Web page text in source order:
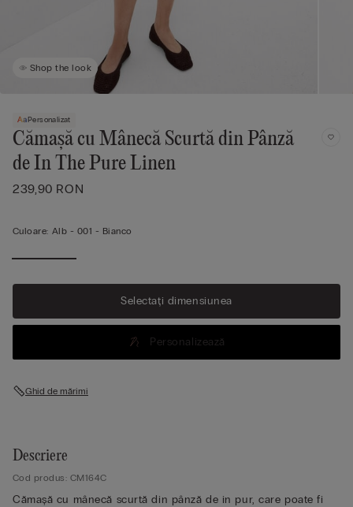
Shop the look
Personalizat
Cămașă cu Mânecă Scurtă din Pânză
de In The Pure Linen
239,90 RON
Culoare: Alb - 001 - Bianco
Selectați dimensiunea
Personalizează
Ghid de mărimi
Descriere
Cod produs: CM164C
Cămașă cu mânecă scurtă din pânză de in pur, care poate fi